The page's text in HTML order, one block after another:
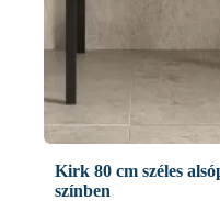
Kirk 80 cm széles
színben